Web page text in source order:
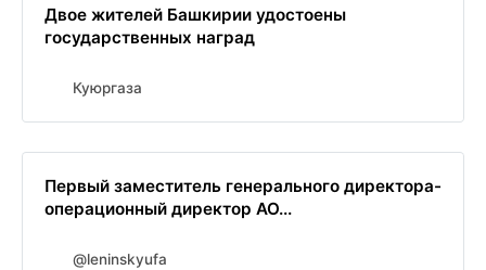
Двое жителей Башкирии удостоены
государственных наград
Куюргаза
Первый заместитель генерального директора-
операционный директор АО...
@leninskyufa